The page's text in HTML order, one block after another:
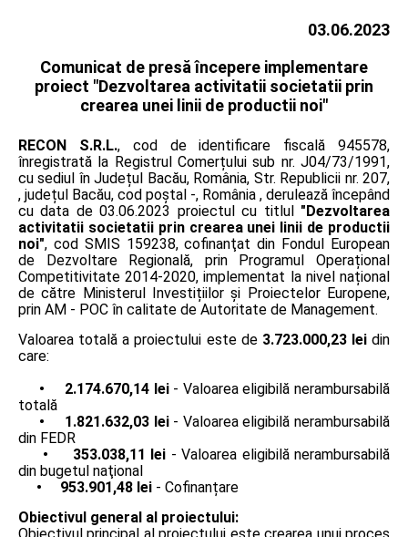
03.06.2023
Comunicat de presă începere implementare
proiect "Dezvoltarea activitatii societatii prin
crearea unei linii de productii noi"
RECON S.R.L., cod de identificare fiscală 945578,
înregistrată la Registrul Comerțului sub nr. J04/73/1991,
cu sediul în Județul Bacău, România, Str. Republicii nr. 207,
, județul Bacău, cod poștal -, România , derulează începând
cu data de 03.06.2023 proiectul cu titlul "Dezvoltarea
activitatii societatii prin crearea unei linii de productii
noi", cod SMIS 159238, cofinanţat din Fondul European
de Dezvoltare Regională, prin Programul Operațional
Competitivitate 2014-2020, implementat la nivel național
de către Ministerul Investițiilor și Proiectelor Europene,
prin AM - POC în calitate de Autoritate de Management.
Valoarea totală a proiectului este de 3.723.000,23 leidin
care:
• 2.174.670,14 lei- Valoarea eligibilă nerambursabilă
totală
• 1.821.632,03 lei- Valoarea eligibilă nerambursabilă
din FEDR
• 353.038,11 lei - Valoarea eligibilă nerambursabilă
din bugetul naţional
• 953.901,48 lei - Cofinanțare
Obiectivul general al proiectului:
Obiectivul principal al proiectului este crearea unui proces